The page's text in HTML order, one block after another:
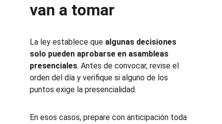
van a tomar
La ley establece que algunas decisiones
solo pueden aprobarse en asambleas
presenciales. Antes de convocar, revise el
orden del día y verifique si alguno de los
puntos exige la presencialidad.
En esos casos, prepare con anticipación toda